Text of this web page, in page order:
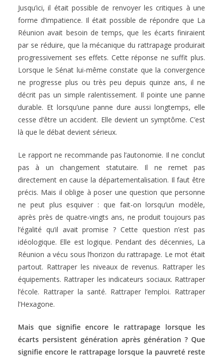
Jusqu’ici, il était possible de renvoyer les critiques à une
forme d’impatience. Il était possible de répondre que La
Réunion avait besoin de temps, que les écarts finiraient
par se réduire, que la mécanique du rattrapage produirait
progressivement ses effets. Cette réponse ne suffit plus.
Lorsque le Sénat lui-même constate que la convergence
ne progresse plus ou très peu depuis quinze ans, il ne
décrit pas un simple ralentissement. Il pointe une panne
durable. Et lorsqu’une panne dure aussi longtemps, elle
cesse d’être un accident. Elle devient un symptôme. C’est
là que le débat devient sérieux.
Le rapport ne recommande pas l’autonomie. Il ne conclut
pas à un changement statutaire. Il ne remet pas
directement en cause la départementalisation. Il faut être
précis. Mais il oblige à poser une question que personne
ne peut plus esquiver : que fait-on lorsqu’un modèle,
après près de quatre-vingts ans, ne produit toujours pas
l’égalité qu’il avait promise ? Cette question n’est pas
idéologique. Elle est logique. Pendant des décennies, La
Réunion a vécu sous l’horizon du rattrapage. Le mot était
partout. Rattraper les niveaux de revenus. Rattraper les
équipements. Rattraper les indicateurs sociaux. Rattraper
l’école. Rattraper la santé. Rattraper l’emploi. Rattraper
l’Hexagone.
Mais que signifie encore le rattrapage lorsque les
écarts persistent génération après génération ? Que
signifie encore le rattrapage lorsque la pauvreté reste